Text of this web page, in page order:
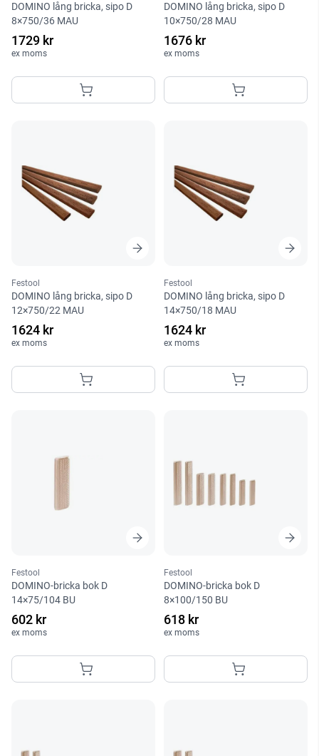
DOMINO lång bricka, sipo D
8×750/36 MAU
1729 kr
ex moms
DOMINO lång bricka, sipo D
10×750/28 MAU
1676 kr
ex moms
Festool
DOMINO lång bricka, sipo D
12×750/22 MAU
1624 kr
ex moms
Festool
DOMINO lång bricka, sipo D
14×750/18 MAU
1624 kr
ex moms
Festool
DOMINO-bricka bok D
14×75/104 BU
602 kr
ex moms
Festool
DOMINO-bricka bok D
8×100/150 BU
618 kr
ex moms